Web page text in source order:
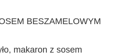
BESZAMELOWYM
makaron z sosem